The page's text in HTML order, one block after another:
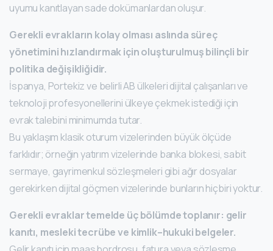
uyumu kanıtlayan sade dokümanlardan oluşur.
Gerekli evrakların kolay olması aslında süreç
yönetimini hızlandırmak için oluşturulmuş bilinçli bir
politika değişikliğidir.
İspanya, Portekiz ve belirli AB ülkeleri dijital çalışanları ve
teknoloji profesyonellerini ülkeye çekmek istediği için
evrak talebini minimumda tutar.
Bu yaklaşım klasik oturum vizelerinden büyük ölçüde
farklıdır; örneğin yatırım vizelerinde banka blokesi, sabit
sermaye, gayrimenkul sözleşmeleri gibi ağır dosyalar
gerekirken dijital göçmen vizelerinde bunların hiçbiri yoktur.
Gerekli evraklar temelde üç bölümde toplanır: gelir
kanıtı, mesleki tecrübe ve kimlik–hukuki belgeler.